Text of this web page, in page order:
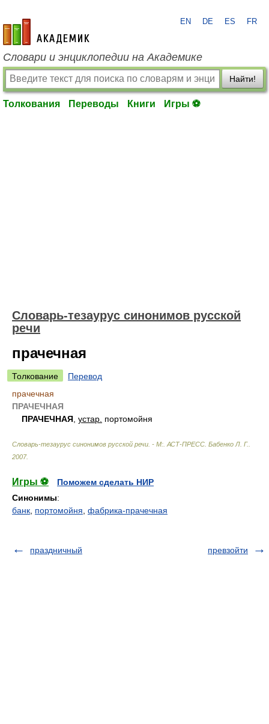
academic.ru
EN DE ES FR
Словари и энциклопедии на Академике
Найти!
Толкования Переводы Книги Игры ⚽
Словарь-тезаурус синонимов русской
речи
прачечная
Толкование
Перевод
прачечная
ПРАЧЕЧНАЯ
ПРАЧЕЧНАЯ устар. портомойня
Словарь-тезаурус синонимов русской речи. - М:. АСТ-ПРЕСС Бабенко Л. Г.
2007.
Игры ⚽
Поможем сделать НИР
Синонимы:
банк портомойня фабрика-прачечная
праздничный превзойти